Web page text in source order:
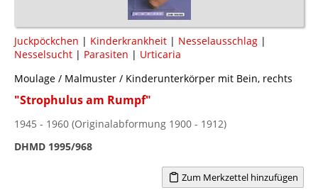
Juckpöckchen | Kinderkrankheit | Nesselausschlag |
Nesselsucht | Parasiten | Urticaria
Moulage / Malmuster / Kinderunterkörper mit Bein, rechts
"Strophulus am Rumpf"
1945 - 1960 (Originalabformung 1900 - 1912)
DHMD 1995/968
Zum Merkzettel hinzufügen